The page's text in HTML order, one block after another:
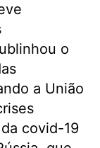
o
a União
covid-19